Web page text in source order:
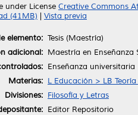
under License Creative Commons
(41MB)
Vista previa
elemento: Tesis (Maestría)
adicional: Maestría en Enseñanza
Enseñanza universitaria
Materias: L Educación > LB
Divisiones: Filosofía y Letras
Editor Repositorio